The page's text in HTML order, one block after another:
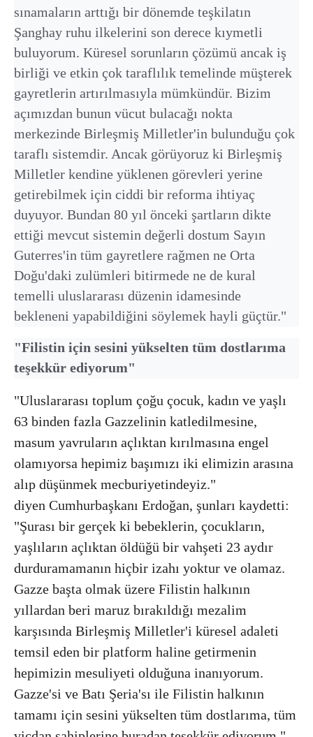
sınamaların arttığı bir dönemde teşkilatın
Şanghay ruhu ilkelerini son derece kıymetli
buluyorum. Küresel sorunların çözümü ancak iş
birliği ve etkin çok taraflılık temelinde müşterek
gayretlerin artırılmasıyla mümkündür. Bizim
açımızdan bunun vücut bulacağı nokta
merkezinde Birleşmiş Milletler'in bulunduğu çok
taraflı sistemdir. Ancak görüyoruz ki Birleşmiş
Milletler kendine yüklenen görevleri yerine
getirebilmek için ciddi bir reforma ihtiyaç
duyuyor. Bundan 80 yıl önceki şartların dikte
ettiği mevcut sistemin değerli dostum Sayın
Guterres'in tüm gayretlere rağmen ne Orta
Doğu'daki zulümleri bitirmede ne de kural
temelli uluslararası düzenin idamesinde
bekleneni yapabildiğini söylemek hayli güçtür."
⁠"Filistin için sesini yükselten tüm dostlarıma
teşekkür ediyorum"
"Uluslararası toplum çoğu çocuk, kadın ve yaşlı
63 binden fazla Gazzelinin katledilmesine,
masum yavruların açlıktan kırılmasına engel
olamıyorsa hepimiz başımızı iki elimizin arasına
alıp düşünmek mecburiyetindeyiz."
diyen Cumhurbaşkanı Erdoğan, şunları kaydetti:
"Şurası bir gerçek ki bebeklerin, çocukların,
yaşlıların açlıktan öldüğü bir vahşeti 23 aydır
durduramamanın hiçbir izahı yoktur ve olamaz.
Gazze başta olmak üzere Filistin halkının
yıllardan beri maruz bırakıldığı mezalim
karşısında Birleşmiş Milletler'i küresel adaleti
temsil eden bir platform haline getirmenin
hepimizin mesuliyeti olduğuna inanıyorum.
Gazze'si ve Batı Şeria'sı ile Filistin halkının
tamamı için sesini yükselten tüm dostlarıma, tüm